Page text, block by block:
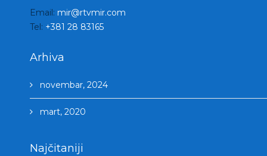
Email: mir@rtvmir.com
Tel: +381 28 83165
Arhiva
novembar, 2024
mart, 2020
Najčitaniji